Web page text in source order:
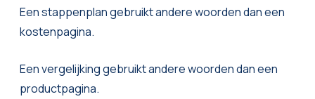
Een stappenplan gebruikt andere woorden dan een
kostenpagina.
Een vergelijking gebruikt andere woorden dan een
productpagina.